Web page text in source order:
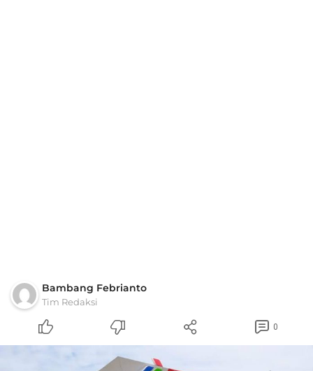
Bambang Febrianto
Tim Redaksi
0